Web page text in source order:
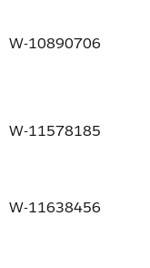
W-10890706
W-11578185
W-11638456